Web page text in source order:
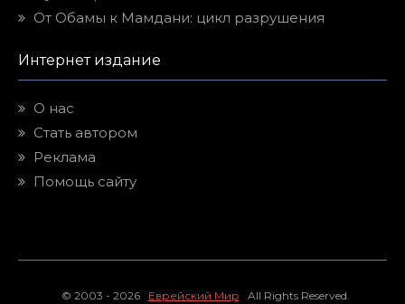
От Обамы к Мамдани: цикл разрушения
Интернет издание
О нас
Стать автором
Реклама
Помощь сайту
© 2003 - 2026 Еврейский Мир All Rights Reserved.